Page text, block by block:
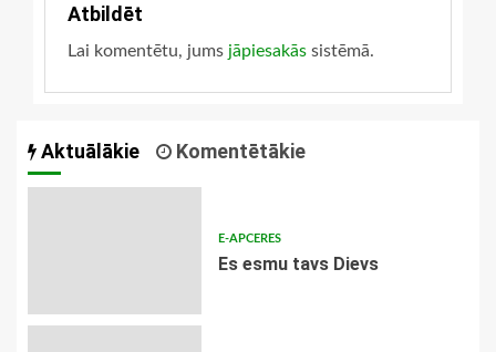
Atbildēt
Lai komentētu, jums jāpiesakās sistēmā.
Aktuālākie Komentētākie
E-APCERES
Es esmu tavs Dievs